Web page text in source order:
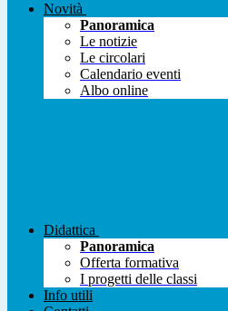
Novità
Panoramica
Le notizie
Le circolari
Calendario eventi
Albo online
Didattica
Panoramica
Offerta formativa
I progetti delle classi
Info utili